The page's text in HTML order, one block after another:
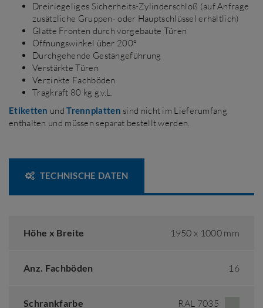
Dreiriegeliges Sicherheits-Zylinderschloß (auf Anfrage
zusätzliche Gruppen- oder Hauptschlüssel erhältlich)
Glatte Fronten durch vorgebaute Türen
Öffnungswinkel über 200°
Durchgehende Gestängeführung
Verstärkte Türen
Verzinkte Fachböden
Tragkraft 80 kg g.v.L.
Etiketten undTrennplatten sind nicht im Lieferumfang
enthalten und müssen separat bestellt werden.
TECHNISCHE DATEN
Höhe x Breite 1950 x 1000 mm
Anz. Fachböden 16
Schrankfarbe RAL 7035